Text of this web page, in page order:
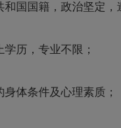
和国国籍，政治坚定，
历，专业不限；
体条件及心理素质；